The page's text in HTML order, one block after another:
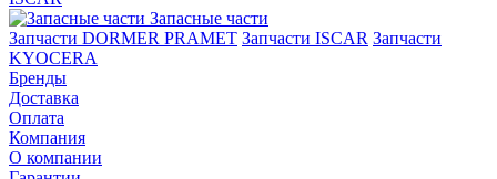
Запасные части
Запчасти DORMER PRAMET Запчасти ISCAR Запчасти
KYOCERA
Бренды
Доставка
Оплата
Компания
О компании